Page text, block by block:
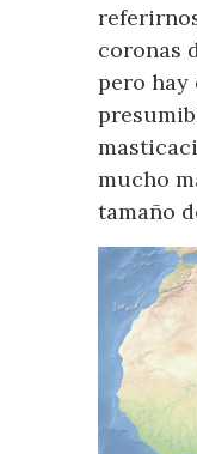
coronas
pero hay
mucho
tamaño